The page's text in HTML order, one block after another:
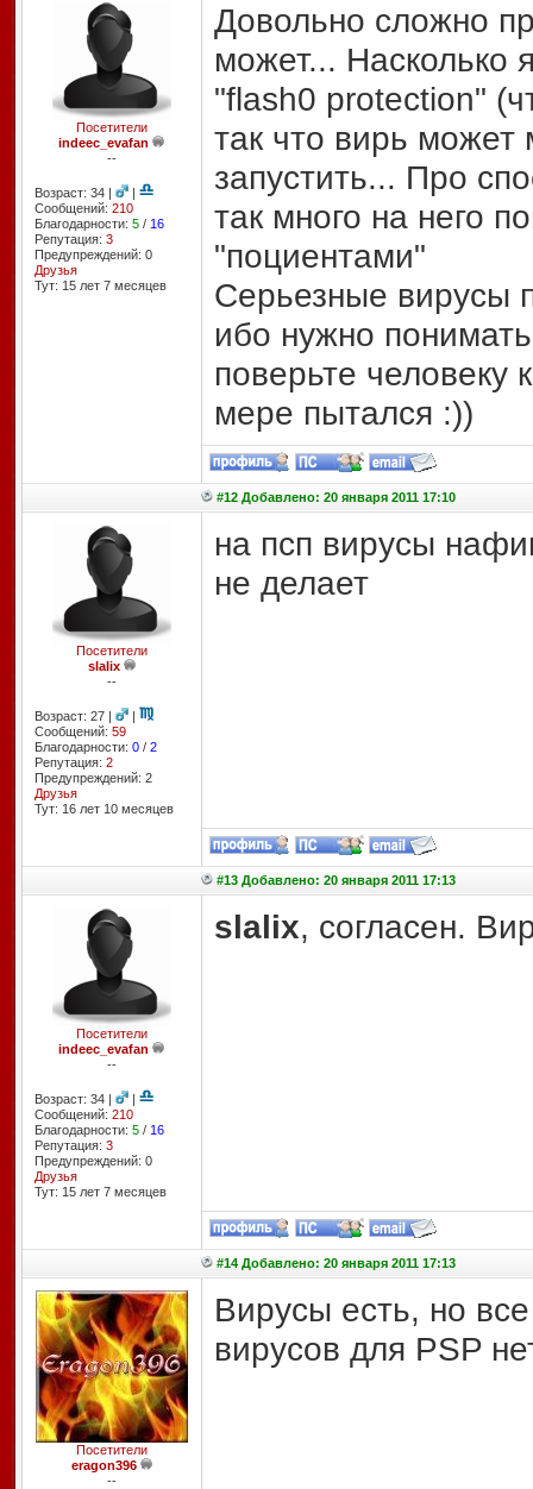
Посетители
indeec_evafan
--
Возраст: 34 |
|
Сообщений: 210
Благодарности: 5/ 16
Репутация: 3
Предупреждений: 0
Друзья
Тут: 15 лет 7 месяцев
Довольно сложно
может... Насколько
"flash0 protection"
так что вирь может
запустить... Про
так много на него
"поциентами"
Серьезные вирусы
ибо нужно
поверьте человеку
мере пытался :))
#12 Добавлено: 20 января 2011 17:10
Посетители
slalix
--
Возраст: 27 |
|
Сообщений: 59
Благодарности: 0/ 2
Репутация: 2
Предупреждений: 2
Друзья
Тут: 16 лет 10 месяцев
на псп вирусы
не делает
#13 Добавлено: 20 января 2011 17:13
Посетители
indeec_evafan
--
Возраст: 34 |
|
Сообщений: 210
Благодарности: 5/ 16
Репутация: 3
Предупреждений: 0
Друзья
Тут: 15 лет 7 месяцев
slalix, согласен.
#14 Добавлено: 20 января 2011 17:13
Посетители
eragon396
--
Вирусы есть, но
вирусов для PSP